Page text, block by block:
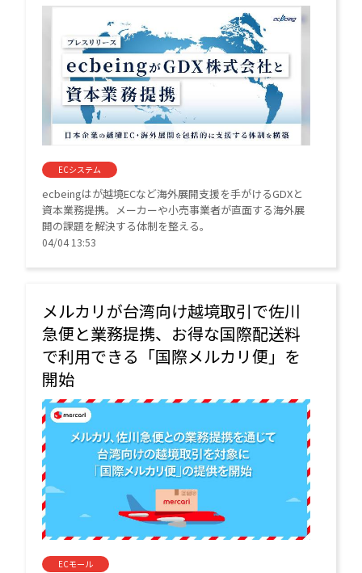
ECシステム
ecbeingはが越境ECなど海外展開支援を手がけるGDXと
資本業務提携。メーカーや小売事業者が直面する海外展
開の課題を解決する体制を整える。
04/04 13:53
メルカリが台湾向け越境取引で佐川
急便と業務提携、お得な国際配送料
で利用できる「国際メルカリ便」を
開始
ECモール